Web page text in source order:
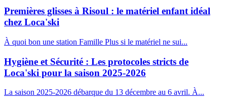
Premières glisses à Risoul : le matériel enfant idéal
chez Loca'ski
À quoi bon une station Famille Plus si le matériel ne sui...
Hygiène et Sécurité : Les protocoles stricts de
Loca'ski pour la saison 2025-2026
La saison 2025-2026 débarque du 13 décembre au 6 avril. À...